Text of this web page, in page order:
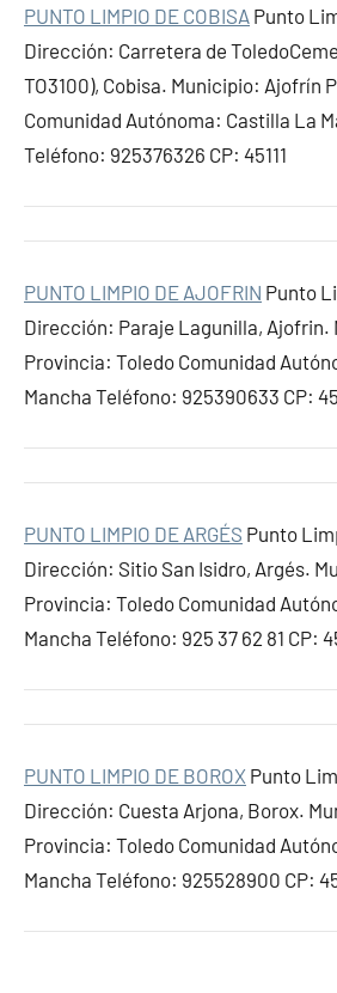
PUNTO LIMPIO DE COBISA Punto
Dirección: Carretera de
TO3100), Cobisa. Municipio: Ajofrín
Comunidad Autónoma: Castilla La
Teléfono: 925376326 CP: 45111
PUNTO LIMPIO DE AJOFRIN Punto
Dirección: Paraje Lagunilla, Ajofrin.
Provincia: Toledo Comunidad
Mancha Teléfono: 925390633 CP:
PUNTO LIMPIO DE ARGÉS Punto
Dirección: Sitio San Isidro, Argés.
Provincia: Toledo Comunidad
Mancha Teléfono: 925 37 62 81 CP:
PUNTO LIMPIO DE BOROX Punto
Dirección: Cuesta Arjona, Borox.
Provincia: Toledo Comunidad
Mancha Teléfono: 925528900 CP: